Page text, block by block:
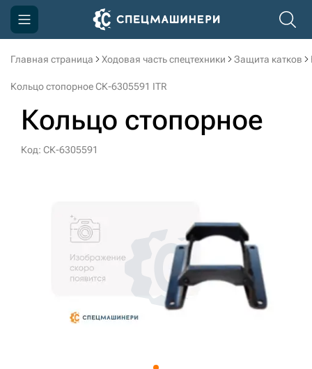
Главная страница Ходовая часть спецтехники Защита катков
Кольцо стопорное СК-6305591 ITR
Кольцо стопорное
Код: СК-6305591
Компания
Доставка и оплата
Информация
3D тур по производству
3D тур по складам
+7 (499) 394-50-93